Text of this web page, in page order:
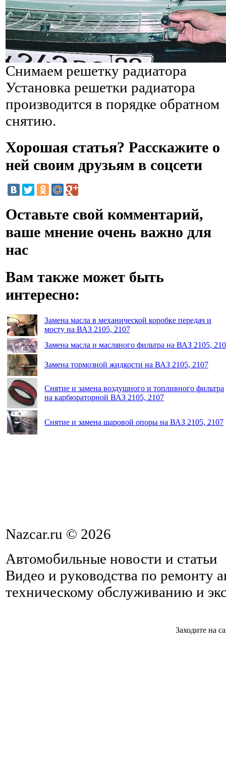
Снимаем решетку радиатора
Установка решетки радиатора
производится в порядке обратном
снятию.
Хорошая статья? Расскажите о
ней своим друзьям в соцсети
Оставьте свой комментарий,
ваше мнение очень важно для
нас
Вам также может быть
интересно:
Замена масла в механической коробке передач и
мосту на ВАЗ 2105, 2107
Замена масла и масляного фильтра на ВАЗ 2105,
Замена тормозной жидкости на ВАЗ 2105, 2107
Снятие и замена воздушного и топливного фильтра
на карбюраторной ВАЗ 2105, 2107
Снятие и замена шаровой опоры на ВАЗ 2105, 2107
Nazcar.ru © 2026
Автомобильные новости и статьи
Видео и руководства по ремонту
техническому обслуживанию и
Заходите на